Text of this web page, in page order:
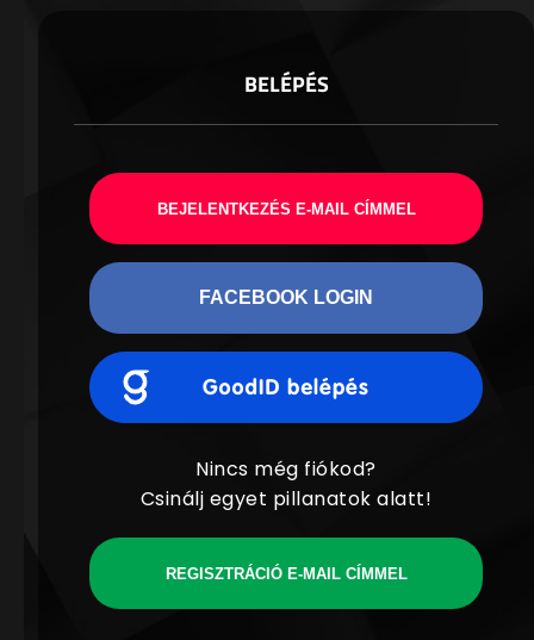
BELÉPÉS
BEJELENTKEZÉS E-MAIL CÍMMEL
FACEBOOK LOGIN
Nincs még fiókod?
Csinálj egyet pillanatok alatt!
REGISZTRÁCIÓ E-MAIL CÍMMEL